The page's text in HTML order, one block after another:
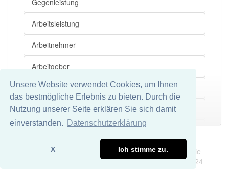
Unsere Website verwendet Cookies, um Ihnen
das bestmögliche Erlebnis zu bieten. Durch die
Nutzung unserer Seite erklären Sie sich damit
einverstanden.
Datenschutzerklärung
X Ich stimme zu.
Entlohnung
Entlohnung
Entlohnung
Lohntüte
Entlohnung
Bezüge
Entlohnung
Entlohnung
Einkünfte
Entlohnung
Salair
Entlohnung
Entlohnung
Gegenleistung
Arbeitsleistung
Arbeitnehmer
Arbeitgeber
Entlöhnung
Salär
Entgelt
Mehr
Datenschutz
Wir übernehmen keine Garantie und keine Haftung für die
Richtigkeit und Vollständigkeit dieser Seite. DDDEasy 2024